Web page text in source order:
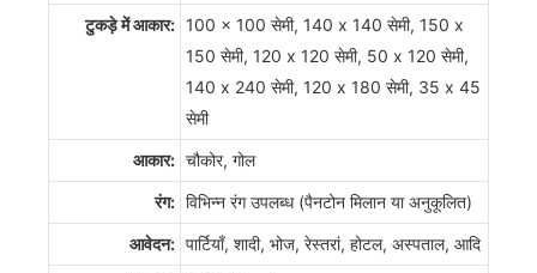
टुकड़े में आकार: 100 x 100 सेमी, 140 x 140 सेमी, 150 x
150 सेमी, 120 x 120 सेमी, 50 x 120 सेमी,
140 x 240 सेमी, 120 x 180 सेमी, 35 x 45
सेमी
आकार: चौकोर, गोल
रंग: विभिन्न रंग उपलब्ध (पैनटोन मिलान या अनुकूलित)
आवेदन: पार्टियाँ, शादी, भोज, रेस्तरां, होटल, अस्पताल, आदि